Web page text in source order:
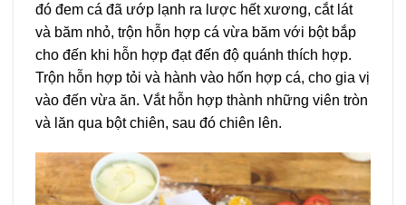
đó đem cá đã ướp lạnh ra lược hết xương, cắt lát
và băm nhỏ, trộn hỗn hợp cá vừa băm với bột bắp
cho đến khi hỗn hợp đạt đến độ quánh thích hợp.
Trộn hỗn hợp tỏi và hành vào hốn hợp cá, cho gia vị
vào đến vừa ăn. Vắt hỗn hợp thành những viên tròn
và lăn qua bột chiên, sau đó chiên lên.